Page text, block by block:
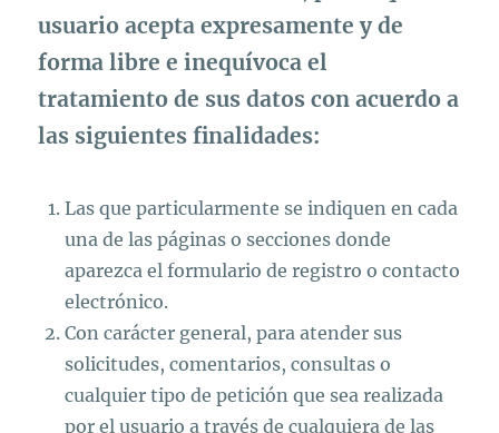
usuario acepta expresamente y de
forma libre e inequívoca el
tratamiento de sus datos con acuerdo a
las siguientes finalidades:
Las que particularmente se indiquen en cada
una de las páginas o secciones donde
aparezca el formulario de registro o contacto
electrónico.
Con carácter general, para atender sus
solicitudes, comentarios, consultas o
cualquier tipo de petición que sea realizada
por el usuario a través de cualquiera de las